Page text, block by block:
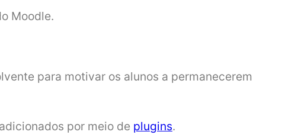
Moodle.
para motivar os alunos a permanecerem
por meio de plugins.